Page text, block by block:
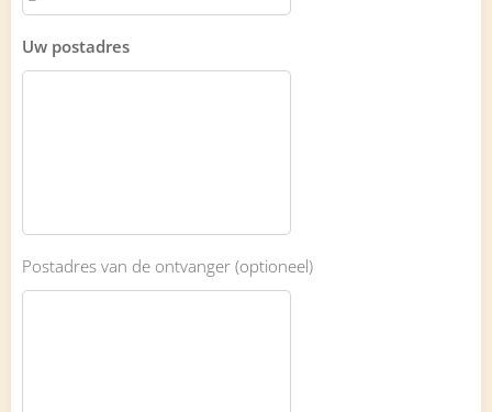
Uw postadres
Postadres van de ontvanger (optioneel)